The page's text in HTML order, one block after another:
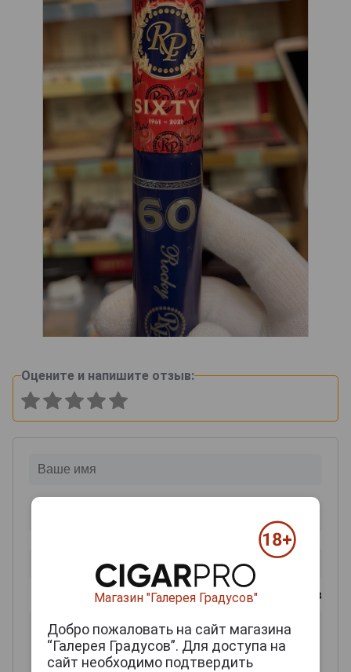
Оцените и напишите отзыв:
0из 2000 знаков
Магазин "Галерея Градусов"
Добро пожаловать на сайт магазина
“Галерея Градусов”. Для доступа на
сайт необходимо подтвердить